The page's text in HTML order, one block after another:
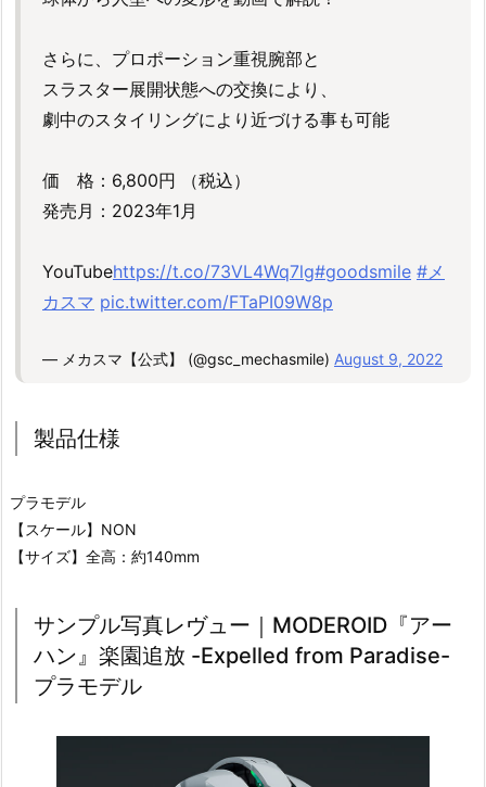
さらに、プロポーション重視腕部と
スラスター展開状態への交換により、
劇中のスタイリングにより近づける事も可能
価 格：6,800円 （税込）
発売月：2023年1月
YouTubehttps://t.co/73VL4Wq7lg#goodsmile #メ
カスマ pic.twitter.com/FTaPI09W8p
— メカスマ【公式】 (@gsc_mechasmile) August 9, 2022
製品仕様
プラモデル
【スケール】NON
【サイズ】全高：約140mm
サンプル写真レヴュー｜MODEROID『アー
ハン』楽園追放 -Expelled from Paradise-
プラモデル